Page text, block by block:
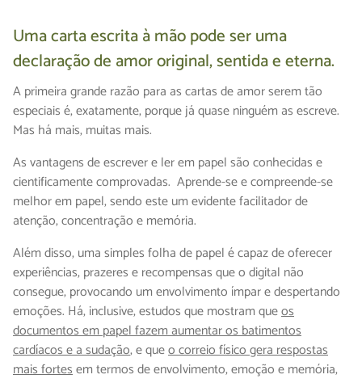
Uma carta escrita à mão pode ser uma
declaração de amor original, sentida e eterna.
A primeira grande razão para as cartas de amor serem tão
especiais é, exatamente, porque já quase ninguém as escreve.
Mas há mais, muitas mais.
As vantagens de escrever e ler em papel são conhecidas e
cientificamente comprovadas. Aprende-se e compreende-se
melhor em papel, sendo este um evidente facilitador de
atenção, concentração e memória.
Além disso, uma simples folha de papel é capaz de oferecer
experiências, prazeres e recompensas que o digital não
consegue, provocando um envolvimento ímpar e despertando
emoções. Há, inclusive, estudos que mostram queos
documentos em papel fazem aumentar os batimentos
cardíacos e a sudação, e queo correio físico gera respostas
mais fortesem termos de envolvimento, emoção e memória,